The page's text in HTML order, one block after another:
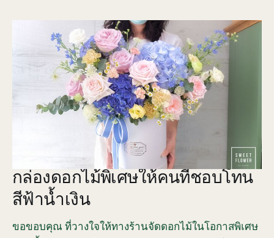
กล่องดอกไม้พิเศษให้คนที่ชอบโทน
สีฟ้าน้ำเงิน
ขอขอบคุณ ที่วางใจให้ทางร้านจัดดอกไม้ในโอกาสพิเศษ